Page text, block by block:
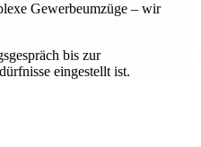
Gewerbeumzüge – wir
bis zur
eingestellt ist.